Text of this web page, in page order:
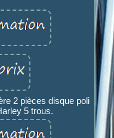
2 pièces disque poli
5 trous.